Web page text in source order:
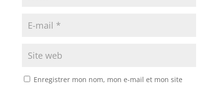
Enregistrer mon nom, mon e-mail et mon site